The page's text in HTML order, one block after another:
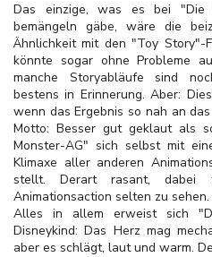
Das einzige, was es bei "Die
bemängeln gäbe, wäre die
Ähnlichkeit mit den "Toy Story"-
könnte sogar ohne Probleme
manche Storyabläufe sind
bestens in Erinnerung. Aber:
wenn das Ergebnis so nah an
Motto: Besser gut geklaut als
Monster-AG" sich selbst mit
Klimaxe aller anderen
stellt. Derart rasant, dabei
Animationsaction selten zu sehen.
Alles in allem erweist sich
Disneykind: Das Herz mag
aber es schlägt, laut und warm.